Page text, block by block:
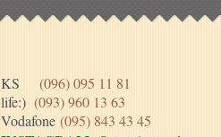
KS (096) 095 11 81
life:) (093) 960 13 63
Vodafone (095) 843 43 45